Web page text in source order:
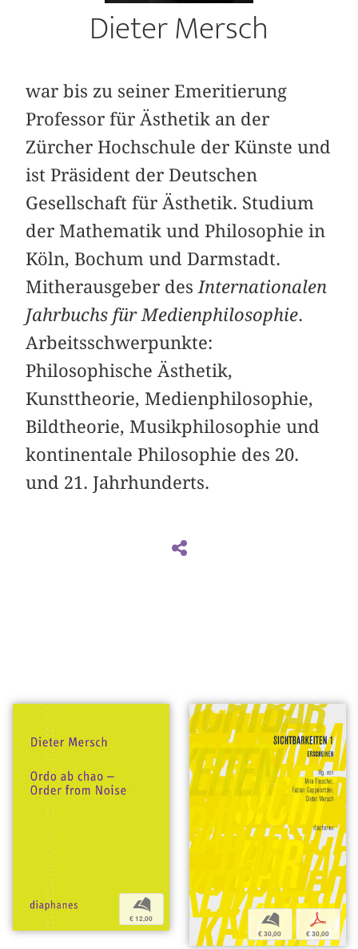
Dieter Mersch
war bis zu seiner Emeritierung
Professor für Ästhetik an der
Zürcher Hochschule der Künste und
ist Präsident der Deutschen
Gesellschaft für Ästhetik. Studium
der Mathematik und Philosophie in
Köln, Bochum und Darmstadt.
Mitherausgeber desInternationalen
Jahrbuchs für Medienphilosophie.
Arbeitsschwerpunkte:
Philosophische Ästhetik,
Kunsttheorie, Medienphilosophie,
Bildtheorie, Musikphilosophie und
kontinentale Philosophie des 20.
und 21. Jahrhunderts.
b
€ 12,00 b
€ 30,00
p
€ 30,00